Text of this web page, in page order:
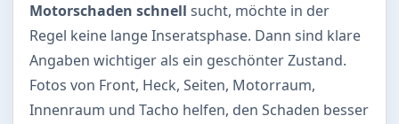
Motorschaden schnell sucht, möchte in der
Regel keine lange Inseratsphase. Dann sind klare
Angaben wichtiger als ein geschönter Zustand.
Fotos von Front, Heck, Seiten, Motorraum,
Innenraum und Tacho helfen, den Schaden besser